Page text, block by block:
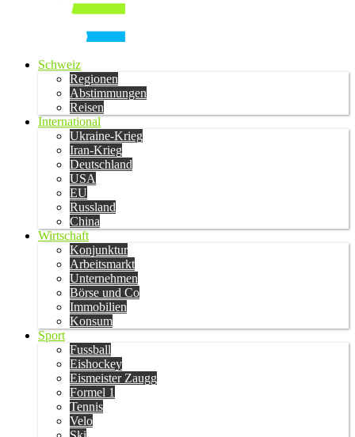
Schweiz
Regionen
Abstimmungen
Reisen
International
Ukraine-Krieg
Iran-Krieg
Deutschland
USA
EU
Russland
China
Wirtschaft
Konjunktur
Arbeitsmarkt
Unternehmen
Börse und Co
Immobilien
Konsum
Sport
Fussball
Eishockey
Eismeister Zaugg
Formel 1
Tennis
Velo